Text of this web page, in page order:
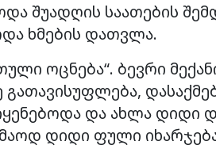
შუადღის საათების
ხმების დათვლა.
ოცნება“. ბევრი
და ახლა დიდი
დიდი ფული